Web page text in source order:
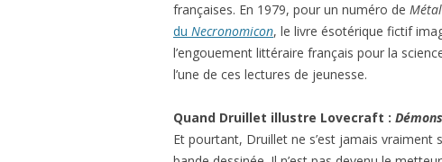
françaises. En 1979, pour un numéro de
du Necronomicon, le livre ésotérique fictif
l’engouement littéraire français pour la
l’une de ces lectures de jeunesse.
Quand Druillet illustre Lovecraft :
Et pourtant, Druillet ne s’est jamais